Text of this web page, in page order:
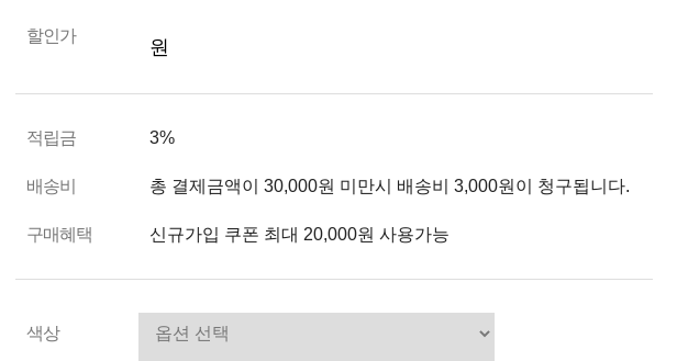
할인가 원
적립금 3%
배송비 총 결제금액이 30,000원 미만시 배송비 3,000원이 청구됩니다.
구매혜택 신규가입 쿠폰 최대 20,000원 사용가능
색상